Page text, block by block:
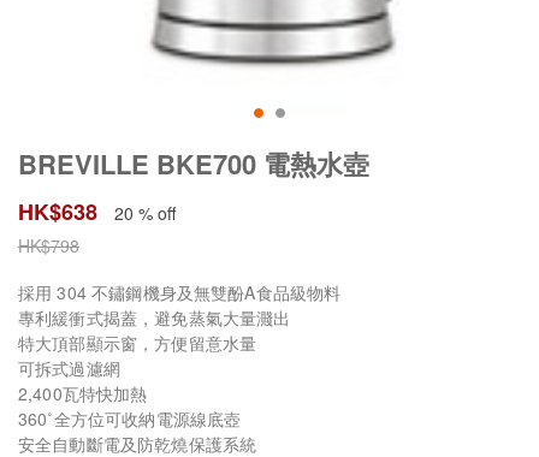
BREVILLE BKE700 電熱水壺
HK$638
20 % off
HK$798
採用 304 不鏽鋼機身及無雙酚A食品級物料
專利緩衝式揭蓋，避免蒸氣大量濺出
特大頂部顯示窗，方便留意水量
可拆式過濾網
2,400瓦特快加熱
360˚全方位可收納電源線底壺
安全自動斷電及防乾燒保護系統